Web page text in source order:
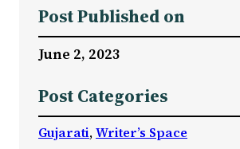
Post Published on
June 2, 2023
Post Categories
Gujarati, Writer’s Space